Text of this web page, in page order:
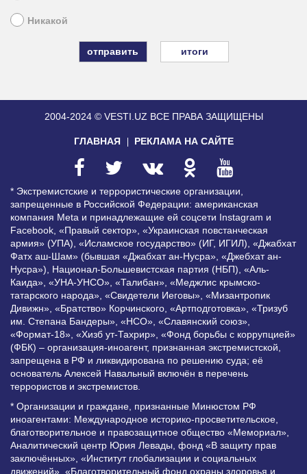
Никакой
итоги
2004-2024 © VESTI.UZ ВСЕ ПРАВА ЗАЩИЩЕНЫ
ГЛАВНАЯ РЕКЛАМА НА САЙТЕ
* Экстремистские и террористические организации,
запрещенные в Российской Федерации: американская
компания Meta и принадлежащие ей соцсети Instagram и
Facebook, «Правый сектор», «Украинская повстанческая
армия» (УПА), «Исламское государство» (ИГ, ИГИЛ), «Джабхат
Фатх аш-Шам» (бывшая «Джабхат ан-Нусра», «Джебхат ан-
Нусра»), Национал-Большевистская партия (НБП), «Аль-
Каида», «УНА-УНСО», «Талибан», «Меджлис крымско-
татарского народа», «Свидетели Иеговы», «Мизантропик
Дивижн», «Братство» Корчинского, «Артподготовка», «Тризуб
им. Степана Бандеры», «НСО», «Славянский союз»,
«Формат-18», «Хизб ут-Тахрир», «Фонд борьбы с коррупцией»
(ФБК) – организация-иноагент, признанная экстремистской,
запрещена в РФ и ликвидирована по решению суда; её
основатель Алексей Навальный включён в перечень
террористов и экстремистов.
* Организации и граждане, признанные Минюстом РФ
иноагентами: Международное историко-просветительское,
благотворительное и правозащитное общество «Мемориал»,
Аналитический центр Юрия Левады, фонд «В защиту прав
заключённых», «Институт глобализации и социальных
движений», «Благотворительный фонд охраны здоровья и